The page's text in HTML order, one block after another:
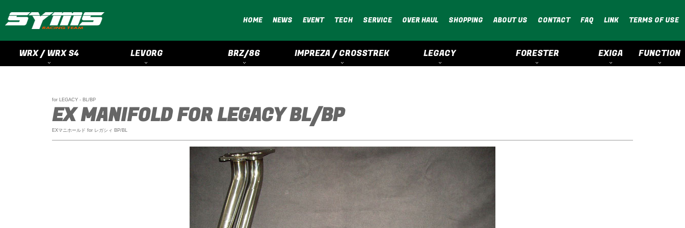
WRX / WRX S4 LEVORG BRZ/86 IMPREZA / CROSSTREK LEGACY FORESTER EXIGA FUNCTION
HOME NEWS EVENT TECH SERVICE OVER HAUL SHOPPING ABOUT US CONTACT FAQ LINK TERMS OF USE
for LEGACY - BL/BP
EX MANIFOLD FOR LEGACY BL/BP
EXマニホールド for レガシィ BP/BL